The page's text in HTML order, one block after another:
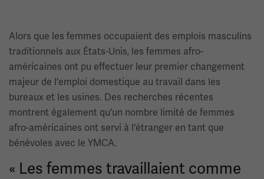
Alors que les femmes occupaient des emplois masculins
traditionnels aux États-Unis, les femmes afro-
américaines ont pu effectuer leur premier changement
majeur de l'emploi domestique au travail dans les
bureaux et les usines. Des recherches récentes
montrent également qu'un nombre limité de femmes
afro-américaines ont servi à l'étranger en tant que
bénévoles avec le YMCA.
« Les femmes travaillaient comme